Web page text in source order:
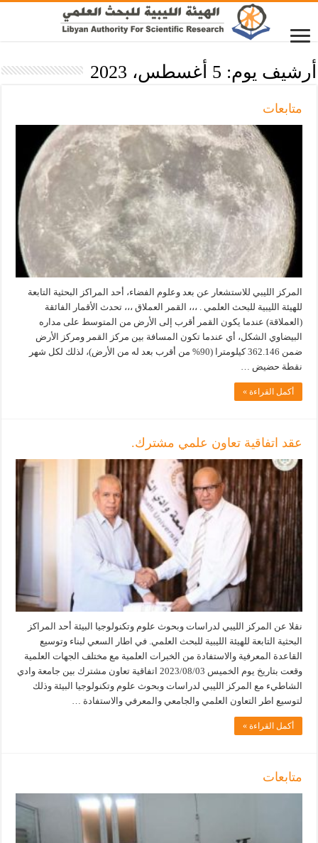
أرشيف يوم: 5 أغسطس، 2023
متابعات
المركز الليبي للاستشعار عن بعد وعلوم الفضاء، أحد المراكز البحثية التابعة
للهيئة الليبية للبحث العلمي . ،،، القمر العملاق ،،، تحدث الأقمار الفائقة
(العملاقة) عندما يكون القمر أقرب إلى الأرض من المتوسط على مداره
البيضاوي الشكل، أي عندما تكون المسافة بين مركز القمر ومركز الأرض
ضمن 362.146 كيلومترا (90% من أقرب بعد له من الأرض)، لذلك لكل شهر
نقطة حضيض …
أكمل القراءة »
عقد اتفاقية تعاون علمي مشترك.
نقلا عن المركز الليبي لدراسات وبحوث علوم وتكنولوجيا البيئة أحد المراكز
البحثية التابعة للهيئة الليبية للبحث العلمي. في اطار السعي لبناء وتوسيع
القاعدة المعرفية والاستفادة من الخبرات العلمية مع مختلف الجهات العلمية
وقعت بتاريخ يوم الخميس 2023/08/03 اتفاقية تعاون مشترك بين جامعة وادي
الشاطيء مع المركز الليبي لدراسات وبحوث علوم وتكنولوجيا البيئة وذلك
لتوسيع اطر التعاون العلمي والجامعي والمعرفي والاستفادة …
أكمل القراءة »
متابعات